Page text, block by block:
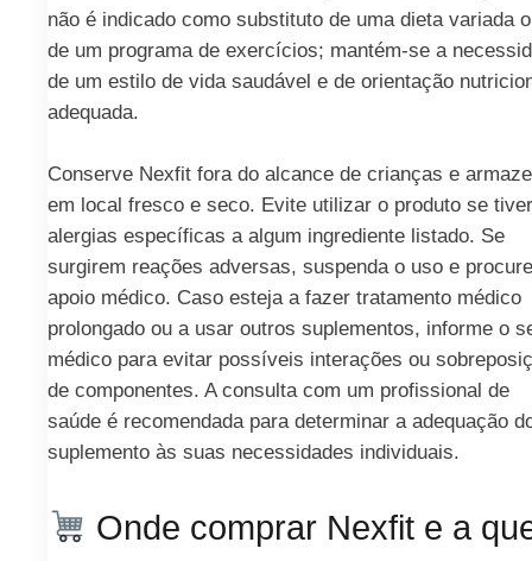
não é indicado como substituto de uma dieta variada
de um programa de exercícios; mantém-se a
de um estilo de vida saudável e de orientação
adequada.
Conserve Nexfit fora do alcance de crianças e
em local fresco e seco. Evite utilizar o produto se tiver
alergias específicas a algum ingrediente listado. Se
surgirem reações adversas, suspenda o uso e procure
apoio médico. Caso esteja a fazer tratamento médico
prolongado ou a usar outros suplementos, informe o
médico para evitar possíveis interações ou
de componentes. A consulta com um profissional de
saúde é recomendada para determinar a adequação
suplemento às suas necessidades individuais.
Onde comprar Nexfit e a